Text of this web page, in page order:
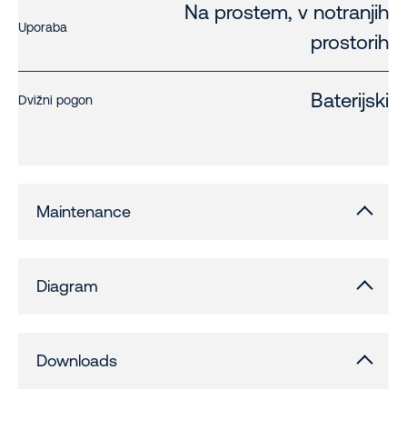
Uporaba
Na prostem, v notranjih
prostorih
Dvižni pogon Baterijski
Maintenance
Diagram
Downloads